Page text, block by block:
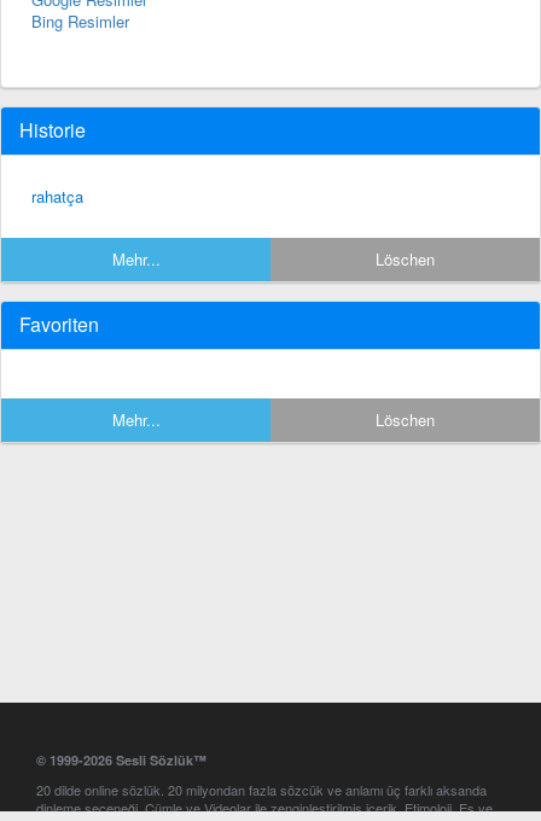
Bing Resimler
Historie
rahatça
Mehr... Löschen
Favoriten
Mehr... Löschen
© 1999-2026 Sesli Sözlük™
20 dilde online sözlük. 20 milyondan fazla sözcük ve anlamı üç farklı aksanda
dinleme seçeneği. Cümle ve Videolar ile zenginleştirilmiş içerik. Etimoloji, Eş ve